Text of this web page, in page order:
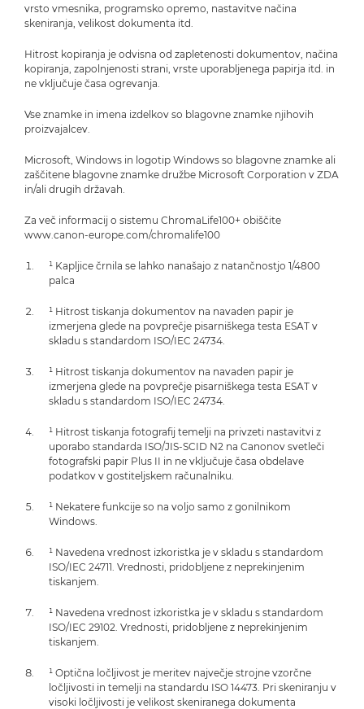
vrsto vmesnika, programsko opremo, nastavitve načina
skeniranja, velikost dokumenta itd.
Hitrost kopiranja je odvisna od zapletenosti dokumentov, načina
kopiranja, zapolnjenosti strani, vrste uporabljenega papirja itd. in
ne vključuje časa ogrevanja.
Vse znamke in imena izdelkov so blagovne znamke njihovih
proizvajalcev.
Microsoft, Windows in logotip Windows so blagovne znamke ali
zaščitene blagovne znamke družbe Microsoft Corporation v ZDA
in/ali drugih državah.
Za več informacij o sistemu ChromaLife100+ obiščite
www.canon-europe.com/chromalife100
¹ Kapljice črnila se lahko nanašajo z natančnostjo 1/4800
palca
¹ Hitrost tiskanja dokumentov na navaden papir je
izmerjena glede na povprečje pisarniškega testa ESAT v
skladu s standardom ISO/IEC 24734.
¹ Hitrost tiskanja dokumentov na navaden papir je
izmerjena glede na povprečje pisarniškega testa ESAT v
skladu s standardom ISO/IEC 24734.
¹ Hitrost tiskanja fotografij temelji na privzeti nastavitvi z
uporabo standarda ISO/JIS-SCID N2 na Canonov svetleči
fotografski papir Plus II in ne vključuje časa obdelave
podatkov v gostiteljskem računalniku.
¹ Nekatere funkcije so na voljo samo z gonilnikom
Windows.
¹ Navedena vrednost izkoristka je v skladu s standardom
ISO/IEC 24711. Vrednosti, pridobljene z neprekinjenim
tiskanjem.
¹ Navedena vrednost izkoristka je v skladu s standardom
ISO/IEC 29102. Vrednosti, pridobljene z neprekinjenim
tiskanjem.
¹ Optična ločljivost je meritev največje strojne vzorčne
ločljivosti in temelji na standardu ISO 14473. Pri skeniranju v
visoki ločljivosti je velikost skeniranega dokumenta